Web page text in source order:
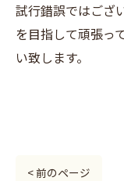
試行錯誤ではござ
を目指して頑張っ
い致します。
< 前のページ